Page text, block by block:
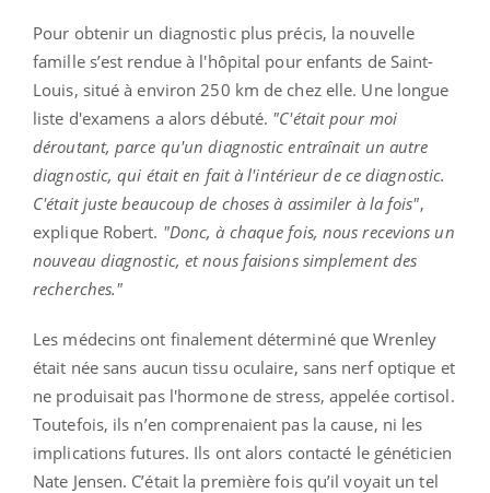
Pour obtenir un diagnostic plus précis, la nouvelle
famille s’est rendue à l'hôpital pour enfants de Saint-
Louis, situé à environ 250 km de chez elle. Une longue
liste d'examens a alors débuté. "C'était pour moi
déroutant, parce qu'un diagnostic entraînait un autre
diagnostic, qui était en fait à l'intérieur de ce diagnostic.
C'était juste beaucoup de choses à assimiler à la fois",
explique Robert. "Donc, à chaque fois, nous recevions un
nouveau diagnostic, et nous faisions simplement des
recherches."
Les médecins ont finalement déterminé que Wrenley
était née sans aucun tissu oculaire, sans nerf optique et
ne produisait pas l'hormone de stress, appelée cortisol.
Toutefois, ils n’en comprenaient pas la cause, ni les
implications futures. Ils ont alors contacté le généticien
Nate Jensen. C’était la première fois qu’il voyait un tel